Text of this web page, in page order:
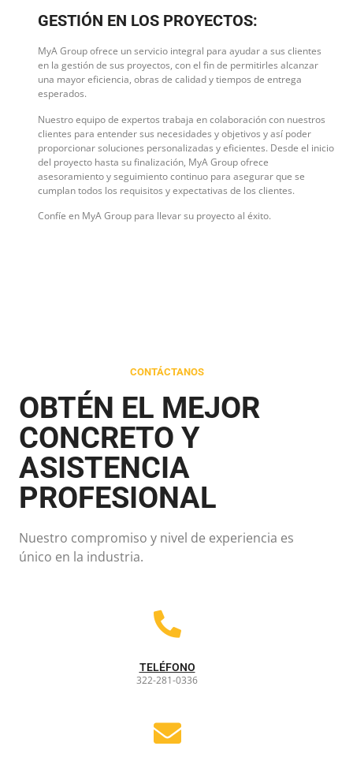
GESTIÓN EN LOS PROYECTOS:
MyA Group ofrece un servicio integral para ayudar a sus clientes
en la gestión de sus proyectos, con el fin de permitirles alcanzar
una mayor eficiencia, obras de calidad y tiempos de entrega
esperados.
Nuestro equipo de expertos trabaja en colaboración con nuestros
clientes para entender sus necesidades y objetivos y así poder
proporcionar soluciones personalizadas y eficientes. Desde el inicio
del proyecto hasta su finalización, MyA Group ofrece
asesoramiento y seguimiento continuo para asegurar que se
cumplan todos los requisitos y expectativas de los clientes.
Confíe en MyA Group para llevar su proyecto al éxito.
CONTÁCTANOS
OBTÉN EL MEJOR
CONCRETO Y
ASISTENCIA
PROFESIONAL
Nuestro compromiso y nivel de experiencia es
único en la industria.
TELÉFONO
322-281-0336